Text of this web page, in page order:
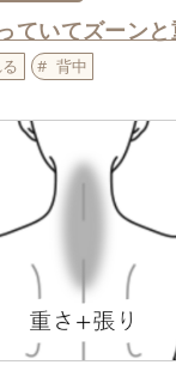
ていてズーンと
背中